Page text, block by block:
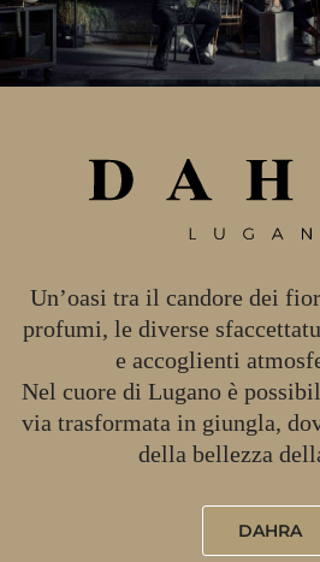
Un’oasi tra il candore dei
profumi, le diverse
e accoglienti
Nel cuore di Lugano è
via trasformata in giungla,
della bellezza
DAHRA